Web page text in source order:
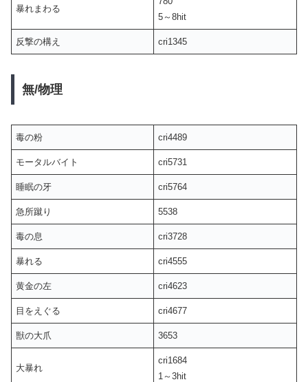
暴れまわる
5～8hit
反撃の構え cri1345
無/物理
毒の粉 cri4489
モータルバイト cri5731
睡眠の牙 cri5764
急所蹴り 5538
毒の息 cri3728
暴れる cri4555
黄金の左 cri4623
目をえぐる cri4677
獣の大爪 3653
大暴れ
cri1684
1～3hit